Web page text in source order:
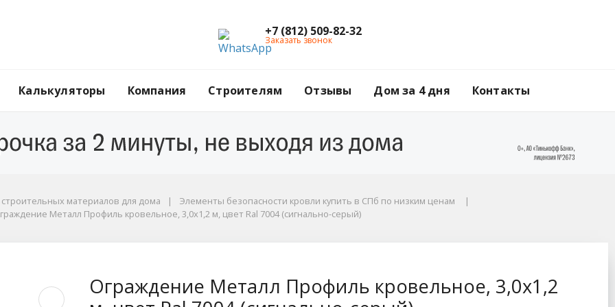
+7 (812) 509-82-32
Заказать звонок
Калькуляторы Компания Строителям Отзывы Дом за 4 дня Контакты
серый)
строительных материалов для дома
Элементы безопасности кровли купить в СПб по низким ценам
Металл Профиль кровельное, 3,0х1,2 м, цвет Ral 7004 (сигнально-серый)
Ограждение Металл Профиль кровельное, 3,0х1,2